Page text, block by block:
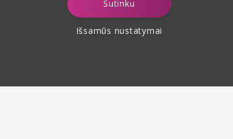
Sutinku
Išsamūs nustatymai